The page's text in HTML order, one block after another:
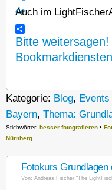
Auch im
Bitte
Kategorie: Blog,
Bayern, Thema:
Stichwörter: besser fotografieren •
Nürnberg
Fotokurs Grundlagen
Von: Andreas Fischer "The